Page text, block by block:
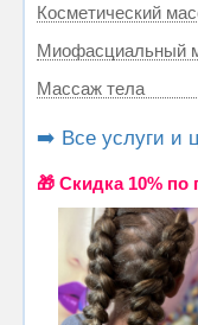
Косметический
Миофасциальный
Массаж тела
➡️ Все услуги и
🎁 Cкидка 10%